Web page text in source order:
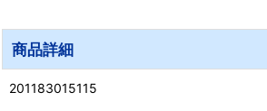
商品詳細
201183015115